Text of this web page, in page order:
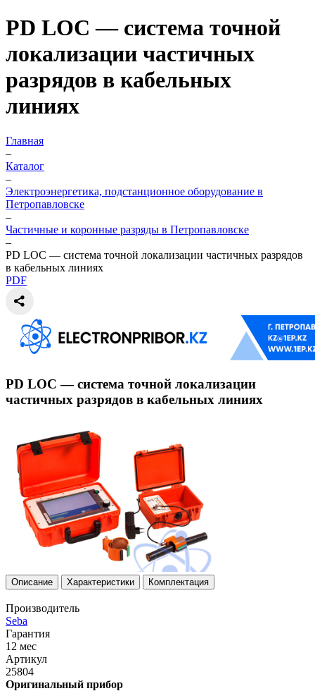
PD LOC — система точной
локализации частичных
разрядов в кабельных
линиях
Главная
–
Каталог
–
Электроэнергетика, подстанционное оборудование в
Петропавловске
–
Частичные и коронные разряды в Петропавловске
–
PD LOC — система точной локализации частичных разрядов
в кабельных линиях
PDF
PD LOC — система точной локализации
частичных разрядов в кабельных линиях
Описание Характеристики Комплектация
Производитель
Seba
Гарантия
12 мес
Артикул
25804
Оригинальный прибор